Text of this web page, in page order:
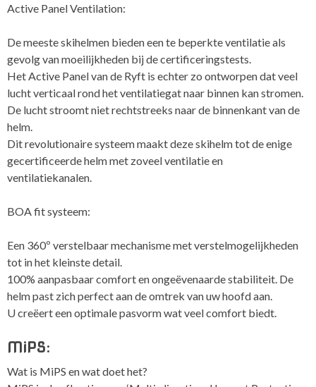
Active Panel Ventilation:
De meeste skihelmen bieden een te beperkte ventilatie als
gevolg van moeilijkheden bij de certificeringstests.
Het Active Panel van de Ryft is echter zo ontworpen dat veel
lucht verticaal rond het ventilatiegat naar binnen kan stromen.
De lucht stroomt niet rechtstreeks naar de binnenkant van de
helm.
Dit revolutionaire systeem maakt deze skihelm tot de enige
gecertificeerde helm met zoveel ventilatie en
ventilatiekanalen.
BOA fit systeem:
Een 360º verstelbaar mechanisme met verstelmogelijkheden
tot in het kleinste detail.
100% aanpasbaar comfort en ongeëvenaarde stabiliteit. De
helm past zich perfect aan de omtrek van uw hoofd aan.
U creëert een optimale pasvorm wat veel comfort biedt.
MiPS:
Wat is MiPS en wat doet het?